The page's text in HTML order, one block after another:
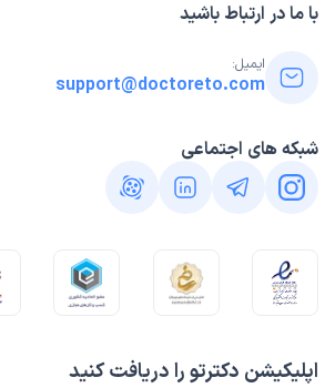
اپلیکیشن دکترتو را دریافت کنید
با ما در ارتباط باشید
ایمیل:
support@doctoreto.com
شبکه های اجتماعی